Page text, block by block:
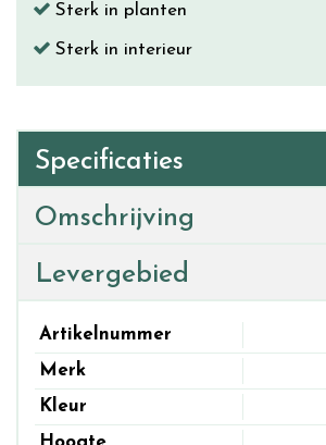
Sterk in planten
Sterk in interieur
Specificaties
Omschrijving
Levergebied
Artikelnummer
Merk
Kleur